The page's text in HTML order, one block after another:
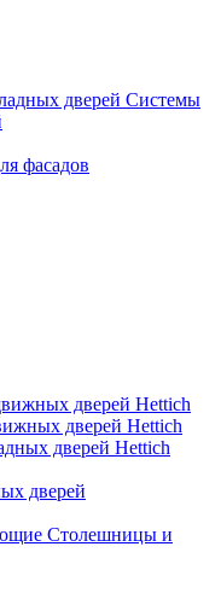
Системы
фасадов
дверей Hettich
дверей Hettich
дверей Hettich
дверей
Столешницы и